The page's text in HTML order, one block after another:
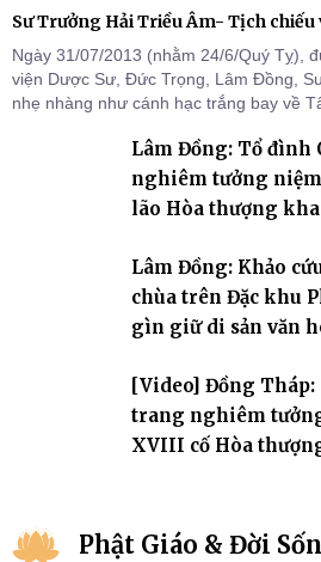
Sư Trưởng Hải Triều Âm- Tịch chiếu
Ngày 31/07/2013 (nhằm 24/6/Quý Tỵ),
viện Dược Sư, Đức Trọng, Lâm Đồng,
nhẹ nhàng như cánh hạc trắng bay về
Lâm Đồng: Tổ đình
nghiêm tưởng
lão Hòa thượng
Lâm Đồng: Khảo
chùa trên Đặc khu
gìn giữ di sản văn
[Video] Đồng
trang nghiêm
XVIII cố Hòa
Phật Giáo & Đời